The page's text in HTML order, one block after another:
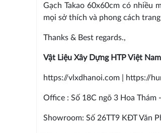
Gạch Takao 60x60cm có nhiều
mọi sở thích và phong cách
Thanks & Best regards.,
Vật Liệu Xây Dựng HTP Việt Nam
https://vlxdhanoi.com | https://
Office : Số 18C ngõ 3 Hoa
Showroom: Số 26TT9 KĐT Văn